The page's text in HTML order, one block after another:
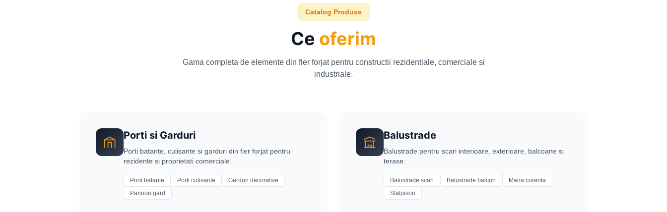
Catalog Produse
Ce oferim
Gama completa de elemente din fier forjat pentru constructii rezidentiale, comerciale si
industriale.
Porti si Garduri
Porti batante, culisante si garduri din fier forjat pentru
rezidente si proprietati comerciale.
Porti batante Porti culisante
Garduri decorative
Panouri gard
Balustrade
Balustrade pentru scari interioare, exterioare, balcoane si
terase.
Balustrade scari Balustrade balcon
Mana curenta
Stalpisori